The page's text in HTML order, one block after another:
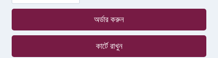
অর্ডার করুন
কার্টে রাখুন